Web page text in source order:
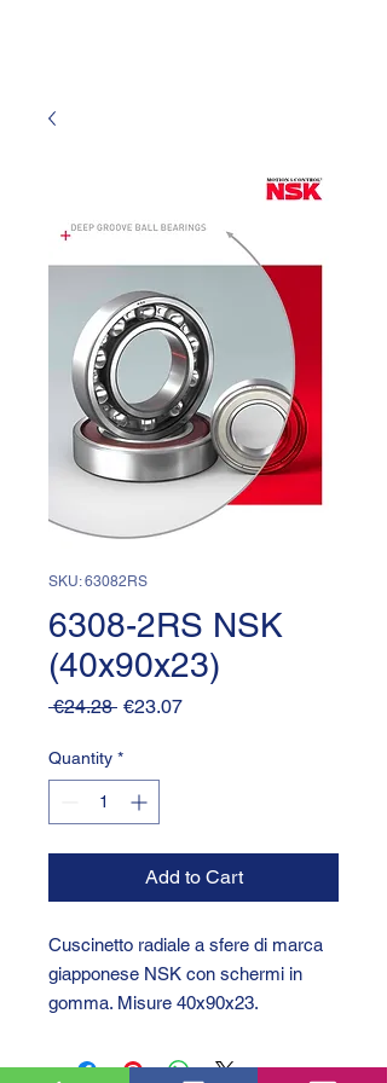
SKU: 63082RS
6308-2RS NSK
(40x90x23)
€24.28 Regular
€23.07Sale
Quantity *
Add to Cart
Cuscinetto radiale a sfere di marca
giapponese NSK con schermi in
gomma. Misure 40x90x23.